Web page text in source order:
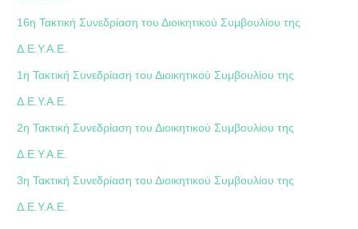
16η Τακτική Συνεδρίαση του Διοικητικού Συμβουλίου της
Δ.Ε.Υ.Α.Ε.
1η Τακτική Συνεδρίαση του Διοικητικού Συμβουλίου της
Δ.Ε.Υ.Α.Ε.
2η Τακτική Συνεδρίαση του Διοικητικού Συμβουλίου της
Δ.Ε.Υ.Α.Ε.
3η Τακτική Συνεδρίαση του Διοικητικού Συμβουλίου της
Δ.Ε.Υ.Α.Ε.